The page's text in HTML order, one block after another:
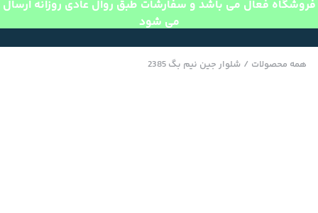
فروشگاه فعال می باشد و سفارشات طبق روال عادی روزانه ارسال
می شود
همه محصولات / شلوار جین نیم بگ 2385